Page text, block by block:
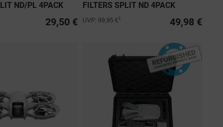
ND/PL 4PACK
29,50 €
FILTERS SPLIT ND 4PACK
49,98 €
UVP: 99,95 € 1